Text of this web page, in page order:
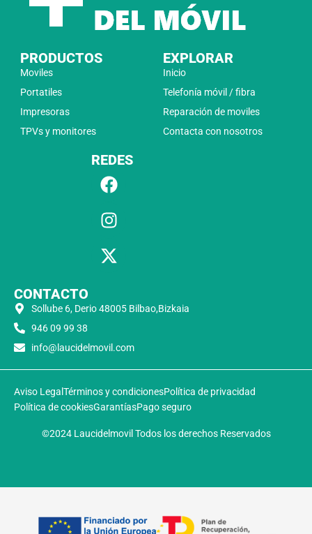
PRODUCTOS
Moviles
Portatiles
Impresoras
TPVs y monitores
EXPLORAR
Inicio
Telefonía móvil / fibra
Reparación de moviles
Contacta con nosotros
REDES
CONTACTO
Sollube 6, Derio 48005 Bilbao,Bizkaia
946 09 99 38
info@laucidelmovil.com
Aviso Legal Términos y condicionesPolítica de privacidad
Política de cookiesGarantíasPago seguro
©2024 Laucidelmovil Todos los derechos Reservados